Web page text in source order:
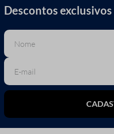
Descontos exclusivos